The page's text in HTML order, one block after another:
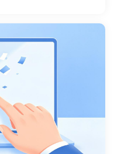
览的优劣，并分析了适用